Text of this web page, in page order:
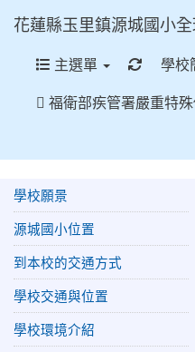
花蓮縣玉里鎮源城國小
主選單 重新
學校
福衛部疾管署嚴重特
學校願景
源城國小位置
到本校的交通方式
學校交通與位置
學校環境介紹